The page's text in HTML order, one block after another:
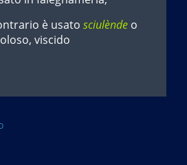
è usato sciulènde o
viscido